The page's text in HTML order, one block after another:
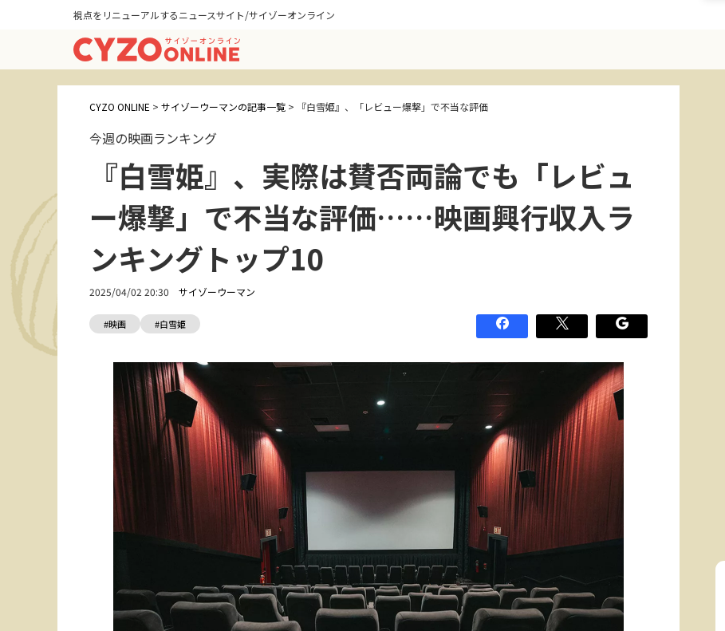
視点をリニューアルするニュースサイト/サイゾーオンライン
CYZO ONLINE > サイゾーウーマンの記事一覧 > 『白雪姫』、「レビュー爆撃」で不当な評価
今週の映画ランキング
『白雪姫』、実際は賛否両論でも「レビュ
ー爆撃」で不当な評価……映画興行収入ラ
ンキングトップ10
2025/04/02 20:30 サイゾーウーマン
#映画 #白雪姫